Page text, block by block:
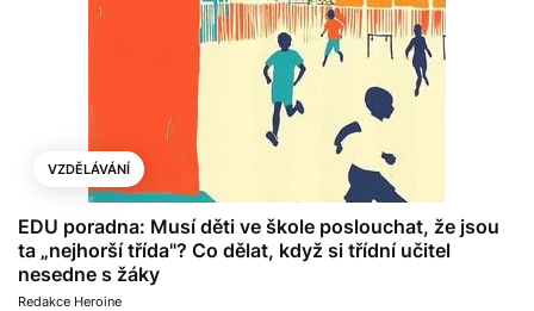
VZDĚLÁVÁNÍ
EDU poradna: Musí děti ve škole poslouchat, že jsou
ta „nejhorší třída"? Co dělat, když si třídní učitel
nesedne s žáky
Redakce Heroine